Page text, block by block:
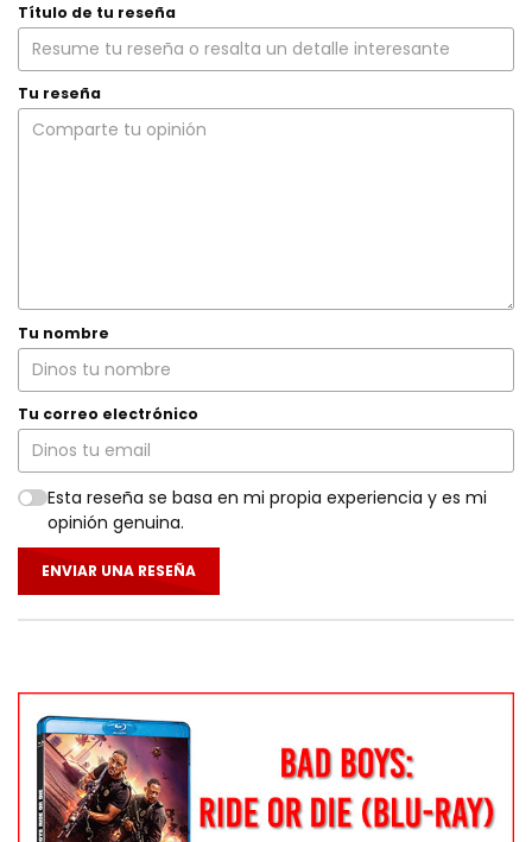
Título de tu reseña
Tu reseña
Tu nombre
Tu correo electrónico
Esta reseña se basa en mi propia experiencia y es mi
opinión genuina.
ENVIAR UNA RESEÑA